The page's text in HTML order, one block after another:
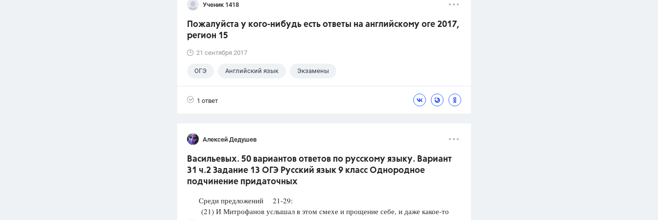
Ученик 1418
Пожалуйста у кого-нибудь есть ответы на английскому оге 2017,
регион 15
21 сентября 2017
ОГЭ Английский язык Экзамены
1 ответ
Алексей Дедушев
Васильевых. 50 вариантов ответов по русскому языку. Вариант
31 ч.2 Задание 13 ОГЭ Русский язык 9 класс Однородное
подчинение придаточных
Среди предложений 21-29:
(21) И Митрофанов услышал в этом смехе и прощение себе, и даже какое-то